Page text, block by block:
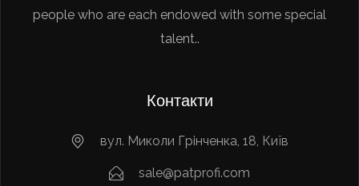
people who are each endowed with some special
talent..
Контакти
вул. Миколи Грінченка, 18, Київ
sale@patprofi.com